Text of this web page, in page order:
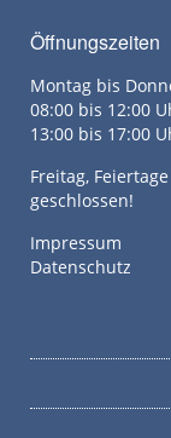
Öffnungszeiten
Montag bis
08:00 bis 12:00
13:00 bis 17:00
Freitag,
geschlossen!
Impressum
Datenschutz